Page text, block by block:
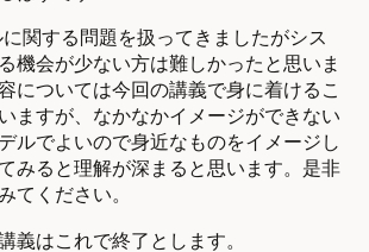
関する問題を扱ってきましたがシス
機会が少ない方は難しかったと思いま
については今回の講義で身に着けるこ
ますが、なかなかイメージができない
ルでよいので身近なものをイメージし
みると理解が深まると思います。是非
てください。
義はこれで終了とします。